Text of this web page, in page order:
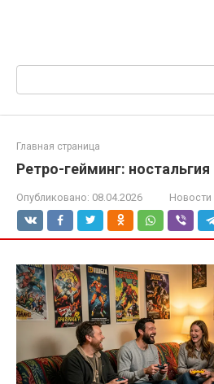
Поиск:
Главная страница
Ретро-гейминг:
Опубликовано: 08.04.2026 Новости